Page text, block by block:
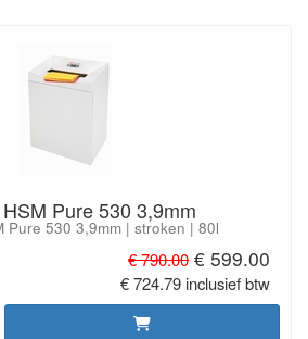
Pure 530 3,9mm
Pure 530 3,9mm | stroken | 80l
€ 790.00 € 599.00
€ 724.79 inclusief btw